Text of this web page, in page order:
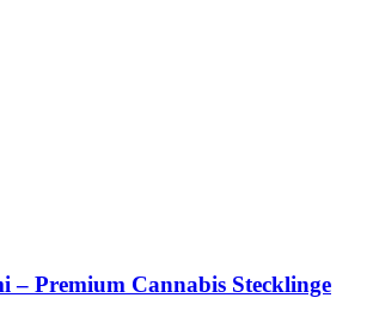
– Premium Cannabis Stecklinge